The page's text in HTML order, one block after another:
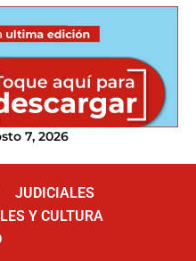
7, 2026
JUDICIALES
Y CULTURA